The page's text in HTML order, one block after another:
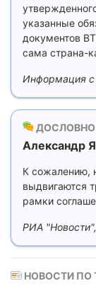
указанные
документов
сама страна-
Информация с
ДОСЛОВНО
Александр
К сожалению,
выдвигаются
рамки
РИА
НОВОСТИ ПО